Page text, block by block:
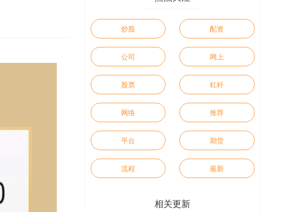
炒股 配资
公司 网上
股票 杠杆
网络 推荐
平台 期货
流程 最新
相关更新